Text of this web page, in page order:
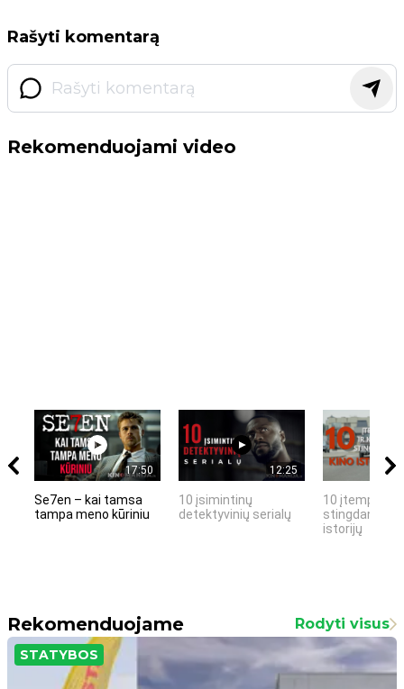
Rašyti komentarą
Rekomenduojami video
17:50
Se7en – kai tamsa
tampa meno kūriniu
12:25
10 įsimintinų
detektyvinių serialų
10 įtemptų,
stingdančių
istorijų
Rekomenduojame Rodyti visus
STATYBOS